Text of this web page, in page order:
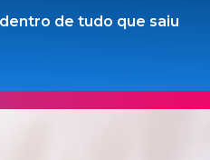
de tudo que saiu